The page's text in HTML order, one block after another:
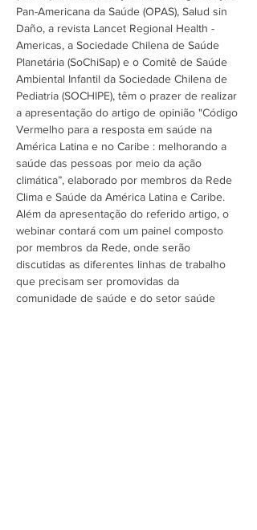
Pan-Americana da Saúde (OPAS), Salud sin
Daño, a revista Lancet Regional Health -
Americas, a Sociedade Chilena de Saúde
Planetária (SoChiSap) e o Comitê de Saúde
Ambiental Infantil da Sociedade Chilena de
Pediatria (SOCHIPE), têm o prazer de realizar
a apresentação do artigo de opinião "Código
Vermelho para a resposta em saúde na
América Latina e no Caribe : melhorando a
saúde das pessoas por meio da ação
climática”, elaborado por membros da Rede
Clima e Saúde da América Latina e Caribe.
Além da apresentação do referido artigo, o
webinar contará com um painel composto
por membros da Rede, onde serão
discutidas as diferentes linhas de trabalho
que precisam ser promovidas da
comunidade de saúde e do setor saúde